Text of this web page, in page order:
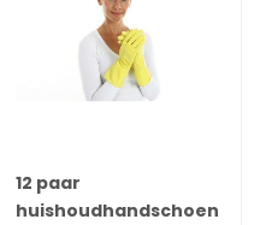
12 paar
huishoudhandschoen